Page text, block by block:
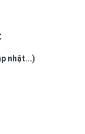
đến 2.8 lít thích
cũng có thể
bấm bạn có
nhật...)